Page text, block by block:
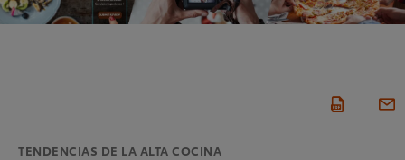
TENDENCIAS DE LA ALTA COCINA